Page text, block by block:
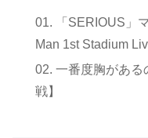
「SERIOUS」
Man 1st Stadium
一番度胸がある
戦】